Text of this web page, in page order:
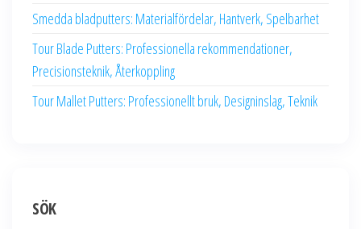
Smedda bladputters: Materialfördelar, Hantverk, Spelbarhet
Tour Blade Putters: Professionella rekommendationer,
Precisionsteknik, Återkoppling
Tour Mallet Putters: Professionellt bruk, Designinslag, Teknik
SÖK